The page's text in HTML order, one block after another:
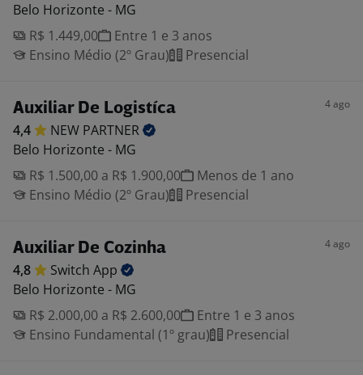
Belo Horizonte - MG
R$ 1.449,00
Entre 1 e 3 anos
Ensino Médio (2º Grau)
Presencial
Auxiliar De Logistíca 4 ago
4,4 NEW PARTNER
Belo Horizonte - MG
R$ 1.500,00 a R$ 1.900,00
Menos de 1 ano
Ensino Médio (2º Grau)
Presencial
Auxiliar De Cozinha 4 ago
4,8 Switch App
Belo Horizonte - MG
R$ 2.000,00 a R$ 2.600,00
Entre 1 e 3 anos
Ensino Fundamental (1º grau)
Presencial